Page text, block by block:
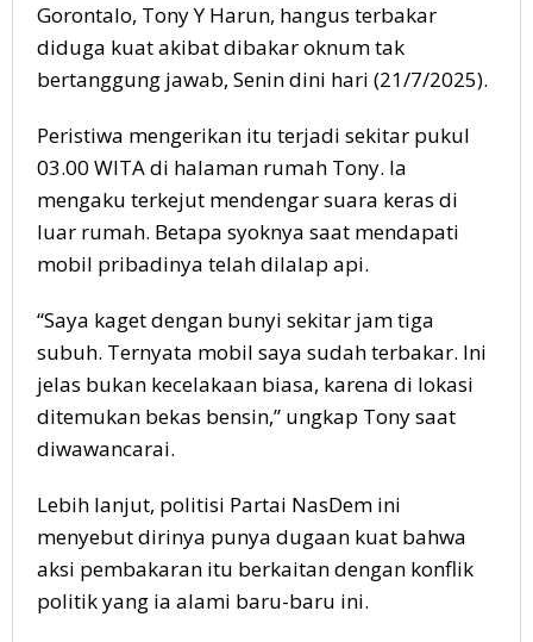
Gorontalo, Tony Y Harun, hangus terbakar
diduga kuat akibat dibakar oknum tak
bertanggung jawab, Senin dini hari (21/7/2025).
Peristiwa mengerikan itu terjadi sekitar pukul
03.00 WITA di halaman rumah Tony. Ia
mengaku terkejut mendengar suara keras di
luar rumah. Betapa syoknya saat mendapati
mobil pribadinya telah dilalap api.
“Saya kaget dengan bunyi sekitar jam tiga
subuh. Ternyata mobil saya sudah terbakar. Ini
jelas bukan kecelakaan biasa, karena di lokasi
ditemukan bekas bensin,” ungkap Tony saat
diwawancarai.
Lebih lanjut, politisi Partai NasDem ini
menyebut dirinya punya dugaan kuat bahwa
aksi pembakaran itu berkaitan dengan konflik
politik yang ia alami baru-baru ini.